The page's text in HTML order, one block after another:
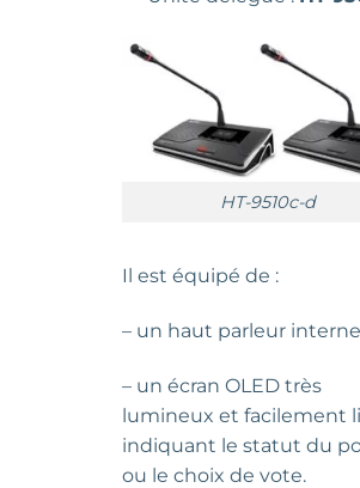
HT-9510c-d
Il est équipé de :
– un haut parleur interne
– un écran OLED très
lumineux et facilement
indiquant le statut du
ou le choix de vote.